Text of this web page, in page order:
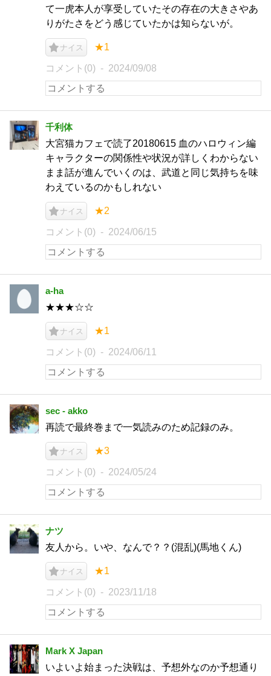
て一虎本人が享受していたその存在の大きさやあ
りがたさをどう感じていたかは知らないが。
ナイス ★1
コメント(0) 2024/09/08
千利体
大宮猫カフェで読了20180615 血のハロウィン編
キャラクターの関係性や状況が詳しくわからない
まま話が進んでいくのは、武道と同じ気持ちを味
わえているのかもしれない
ナイス ★2
コメント(0) 2024/06/15
a-ha
★★★☆☆
ナイス ★1
コメント(0) 2024/06/11
sec - akko
再読で最終巻まで一気読みのため記録のみ。
ナイス ★3
コメント(0) 2024/05/24
ナツ
友人から。いや、なんで？？(混乱)(馬地くん)
ナイス ★1
コメント(0) 2023/11/18
Mark X Japan
いよいよ始まった決戦は、予想外なのか予想通り